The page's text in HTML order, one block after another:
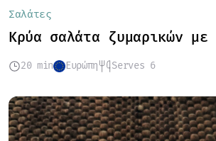
Σαλάτες
Κρύα σαλάτα ζυμαρικών με
20 min Ευρώπη Serves 6